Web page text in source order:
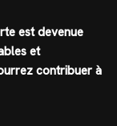
est devenue
et
contribuer à